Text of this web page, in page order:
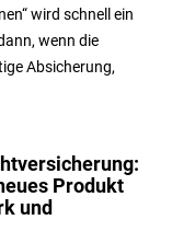
wird schnell ein
wenn die
Absicherung,
Produkt
und